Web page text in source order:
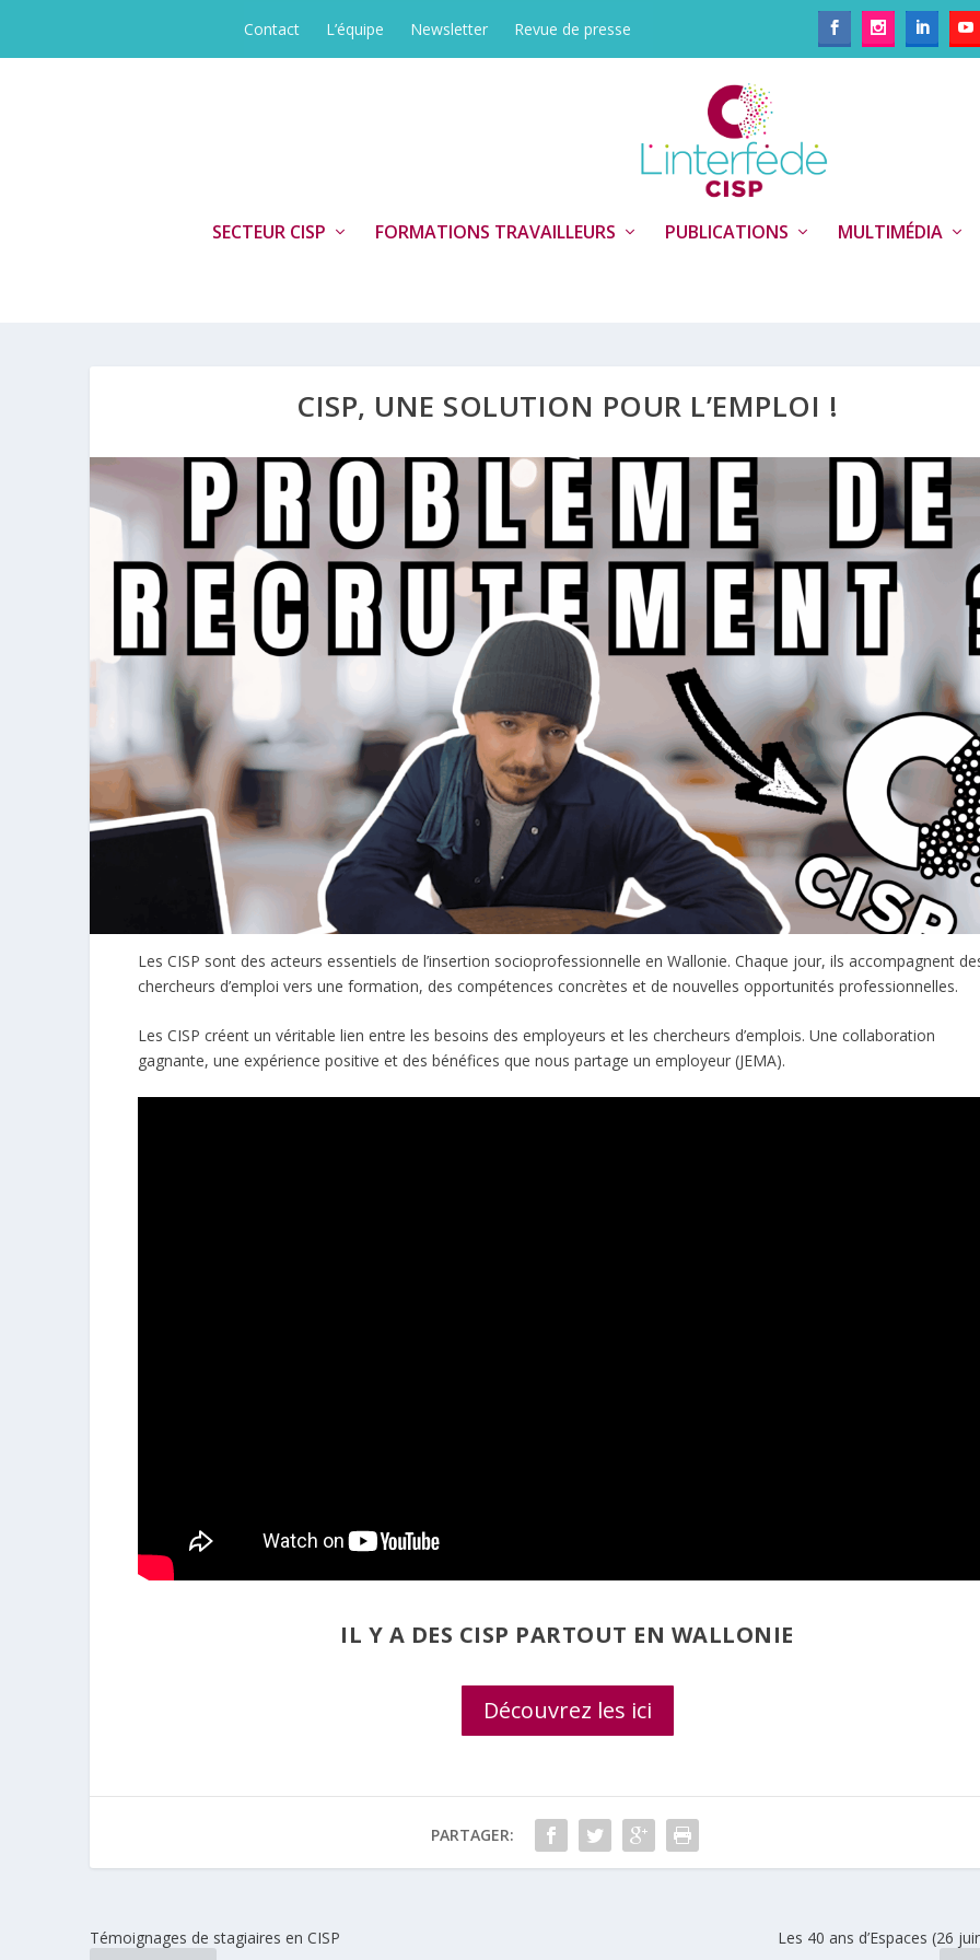
Contact L’équipe Newsletter Revue de presse
SECTEUR CISP FORMATIONS TRAVAILLEURS PUBLICATIONS MULTIMÉDIA
CISP, UNE SOLUTION POUR L’EMPLOI !
Les CISP sont des acteurs essentiels de l’insertion socioprofessionnelle en Wallonie. Chaque jour, ils accompagnent
chercheurs d’emploi vers une formation, des compétences concrètes et de nouvelles opportunités professionnelles.
Les CISP créent un véritable lien entre les besoins des employeurs et les chercheurs d’emplois. Une collaboration
gagnante, une expérience positive et des bénéfices que nous partage un employeur (JEMA).
IL Y A DES CISP PARTOUT EN WALLONIE
Découvrez les ici
PARTAGER:
Témoignages de stagiaires en CISP
Les 40 ans d’Espaces (26